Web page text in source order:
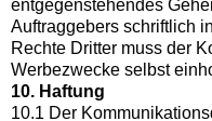
entgegenstehendes
Auftraggebers schriftlich
Rechte Dritter muss der
Werbezwecke selbst
10. Haftung
10.1 Der